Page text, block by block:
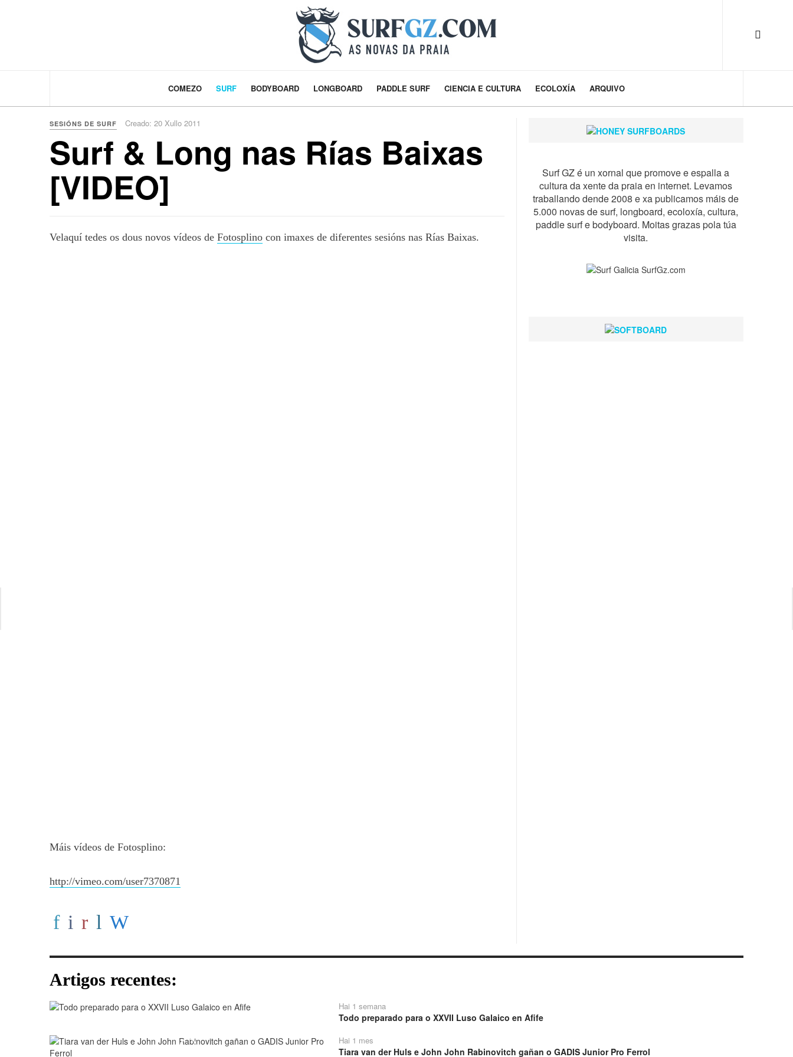
COMEZO SURF BODYBOARD LONGBOARD PADDLE SURF CIENCIA E CULTURA ECOLOXÍA ARQUIVO
SESIÓNS DE SURF Creado: 20 Xullo 2011
Surf & Long nas Rías Baixas
[VIDEO]
Velaquí tedes os dous novos vídeos de Fotosplino con imaxes de diferentes sesións nas Rías Baixas.
Máis vídeos de Fotosplino:
http://vimeo.com/user7370871
Surf GZ é un xornal que promove e espalla a
cultura da xente da praia en internet. Levamos
traballando dende 2008 e xa publicamos máis de
5.000 novas de surf, longboard, ecoloxía, cultura,
paddle surf e bodyboard. Moitas grazas pola túa
visita.
Artigos recentes:
Hai 1 semana
Todo preparado para o XXVII Luso Galaico en Afife
Hai 1 mes
Tiara van der Huls e John John Rabinovitch gañan o GADIS Junior Pro Ferrol